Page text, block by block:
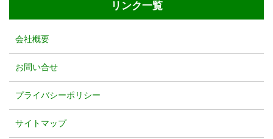
リンク一覧
会社概要
お問い合せ
プライバシーポリシー
サイトマップ